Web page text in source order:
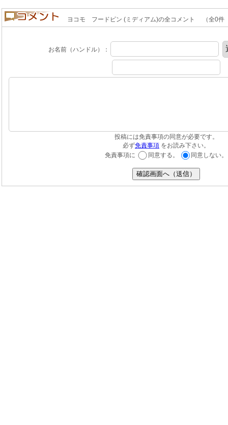
ヨコモ フードピン (ミディアム)の全コメント （全0
お名前（ハンドル）：
投稿には免責事項の同意が必要です。
必ず免責事項 をお読み下さい。
免責事項に
同意する。 同意しない。